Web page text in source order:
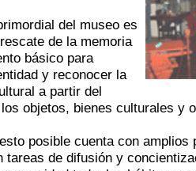
del museo es
de la memoria
básico para
y reconocer la
a partir del
objetos, bienes culturales y
posible cuenta con amplios
tareas de difusión y